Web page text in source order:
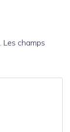
Les champs